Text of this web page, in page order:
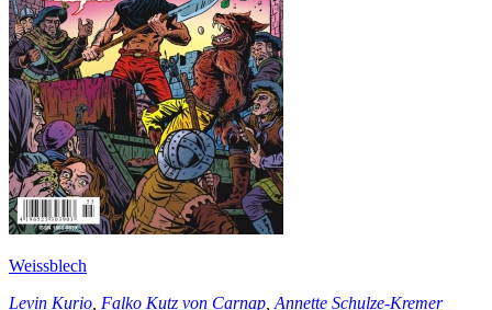
Weissblech
Levin Kurio, Falko Kutz von Carnap,Annette Schulze-Kremer